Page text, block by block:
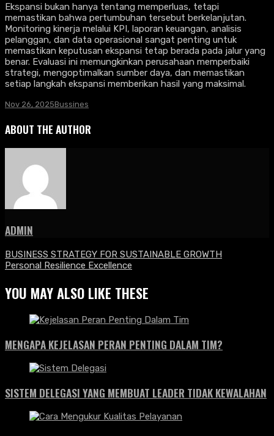
Ekspansi bukan hanya tentang memperluas, tetapi
memastikan bahwa pertumbuhan tersebut berkelanjutan.
Monitoring kinerja melalui KPI, laporan keuangan, analisis
pelanggan, dan data operasional sangat penting untuk
memastikan keputusan ekspansi tetap berada pada jalur yang
benar. Evaluasi ini memungkinkan perusahaan memperbaiki
strategi, mengoptimalkan sumber daya, dan memastikan
setiap langkah ekspansi memberikan hasil yang maksimal.
Nov 26, 2025Bussines
ABOUT THE AUTHOR
ADMIN
NAVIGASI
BUSINESS STRATEGY FOR SUSTAINABLE GROWTH
Personal Resilience Excellence
YOU MAY ALSO LIKE THESE
MENGAPA KEJELASAN PERAN PENTING DALAM TIM?
SISTEM DELEGASI YANG MEMBUAT LEADER TIDAK KEWALAHAN